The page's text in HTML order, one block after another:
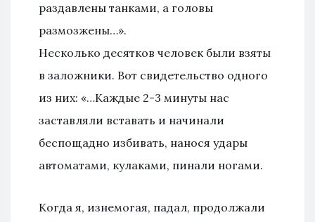
раздавлены танками, а головы
размозжены…».
Несколько десятков человек были взяты
в заложники. Вот свидетельство одного
из них: «…Каждые 2-3 минуты нас
заставляли вставать и начинали
беспощадно избивать, нанося удары
автоматами, кулаками, пинали ногами.
Когда я, изнемогая, падал, продолжали